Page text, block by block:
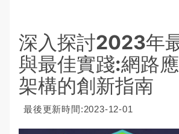
深入探討2023年
與最佳實踐:網路
架構的創新指南
最後更新時間:2023-12-01